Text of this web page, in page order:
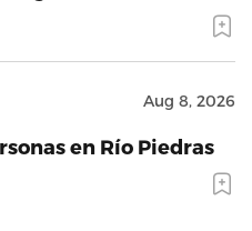
Aug 8, 2026
en Río Piedras